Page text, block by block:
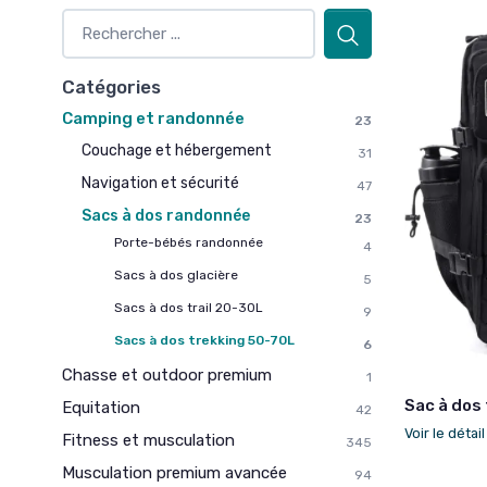
Catégories
Camping et randonnée 23
Couchage et hébergement 31
Navigation et sécurité 47
Sacs à dos randonnée
23
Porte-bébés randonnée
4
Sacs à dos glacière
5
Sacs à dos trail 20-30L
9
Sacs à dos trekking 50-70L
6
Chasse et outdoor premium 1
Equitation 42
Fitness et musculation 345
Musculation premium avancée 94
Sac à
Voir le détail